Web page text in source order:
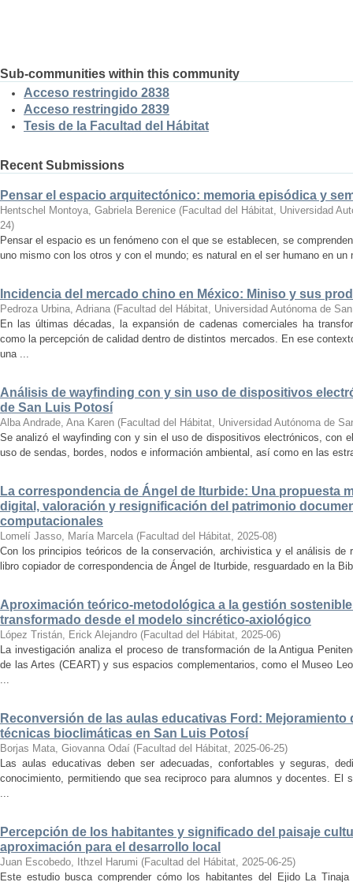
Sub-communities within this community
Acceso restringido 2838
Acceso restringido 2839
Tesis de la Facultad del Hábitat
Recent Submissions
Pensar el espacio arquitectónico: memoria episódica y
Hentschel Montoya, Gabriela Berenice (Facultad del Hábitat, Universidad
24)
Pensar el espacio es un fenómeno con el que se establecen, se
uno mismo con los otros y con el mundo; es natural en el ser humano en
Incidencia del mercado chino en México: Miniso y sus
Pedroza Urbina, Adriana (Facultad del Hábitat, Universidad Autónoma de
En las últimas décadas, la expansión de cadenas comerciales ha
como la percepción de calidad dentro de distintos mercados. En ese
una ...
Análisis de wayfinding con y sin uso de dispositivos
de San Luis Potosí
Alba Andrade, Ana Karen (Facultad del Hábitat, Universidad Autónoma de
Se analizó el wayfinding con y sin el uso de dispositivos electrónicos, con
uso de sendas, bordes, nodos e información ambiental, así como en las
La correspondencia de Ángel de Iturbide: Una propuesta
digital, valoración y resignificación del patrimonio
computacionales
Lomelí Jasso, María Marcela (Facultad del Hábitat, 2025-08)
Con los principios teóricos de la conservación, archivistica y el análisis de
libro copiador de correspondencia de Ángel de Iturbide, resguardado en la
Aproximación teórico-metodológica a la gestión
transformado desde el modelo sincrético-axiológico
López Tristán, Erick Alejandro (Facultad del Hábitat, 2025-06)
La investigación analiza el proceso de transformación de la Antigua
de las Artes (CEART) y sus espacios complementarios, como el Museo
...
Reconversión de las aulas educativas Ford:
técnicas bioclimáticas en San Luis Potosí
Borjas Mata, Giovanna Odaí (Facultad del Hábitat, 2025-06-25)
Las aulas educativas deben ser adecuadas, confortables y seguras,
conocimiento, permitiendo que sea reciproco para alumnos y docentes. El
...
Percepción de los habitantes y significado del paisaje
aproximación para el desarrollo local
Juan Escobedo, Ithzel Harumi (Facultad del Hábitat, 2025-06-25)
Este estudio busca comprender cómo los habitantes del Ejido La